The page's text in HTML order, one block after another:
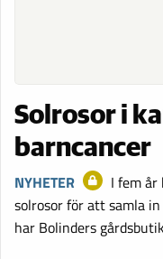
Solrosor i
barncancer
NYHETER
I fem
solrosor för att samla
har Bolinders